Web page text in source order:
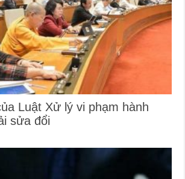
Luật Xử lý vi phạm hành
sửa đổi